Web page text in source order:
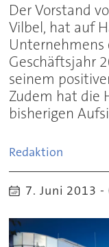
Der Vorstand
Vilbel, hat auf
Unternehmens
Geschäftsjahr
seinem
Zudem hat die
bisherigen
Redaktion
7. Juni 2013